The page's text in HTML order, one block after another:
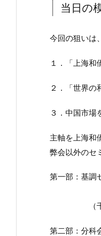
当日の
今回の狙いは
１．「上海和
２．「世界の
３．中国市場
主軸を上海和
弊会以外のセ
第一部：基調
－岩
（千葉商
第二部：分科